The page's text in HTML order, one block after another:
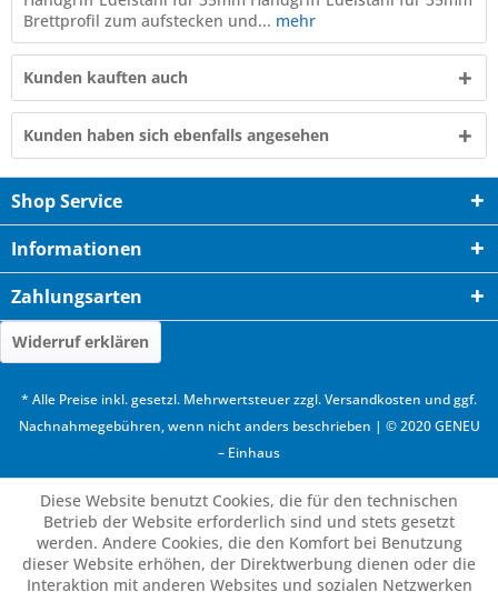
Brettprofil zum aufstecken und... mehr
Kunden kauften auch
Kunden haben sich ebenfalls angesehen
Shop Service
Informationen
Zahlungsarten
Widerruf erklären
* Alle Preise inkl. gesetzl. Mehrwertsteuer zzgl.Versandkosten und ggf.
Nachnahmegebühren, wenn nicht anders beschrieben | © 2020 GENEU
– Einhaus
Diese Website benutzt Cookies, die für den technischen
Betrieb der Website erforderlich sind und stets gesetzt
werden. Andere Cookies, die den Komfort bei Benutzung
dieser Website erhöhen, der Direktwerbung dienen oder die
Interaktion mit anderen Websites und sozialen Netzwerken